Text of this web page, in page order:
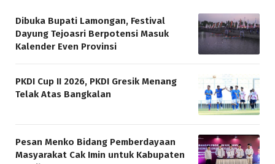
Dibuka Bupati Lamongan, Festival
Dayung Tejoasri Berpotensi Masuk
Kalender Even Provinsi
PKDI Cup II 2026, PKDI Gresik Menang
Telak Atas Bangkalan
Pesan Menko Bidang Pemberdayaan
Masyarakat Cak Imin untuk Kabupaten